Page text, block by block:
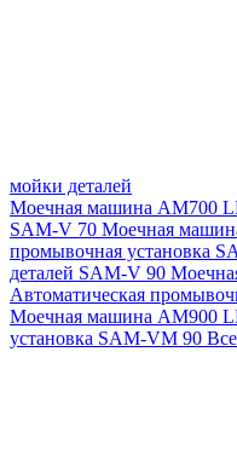
мойки деталей
Моечная машина AM700
SAM-V 70 Моечная
промывочная установка
деталей SAM-V 90
Автоматическая
Моечная машина AM900
установка SAM-VM 90